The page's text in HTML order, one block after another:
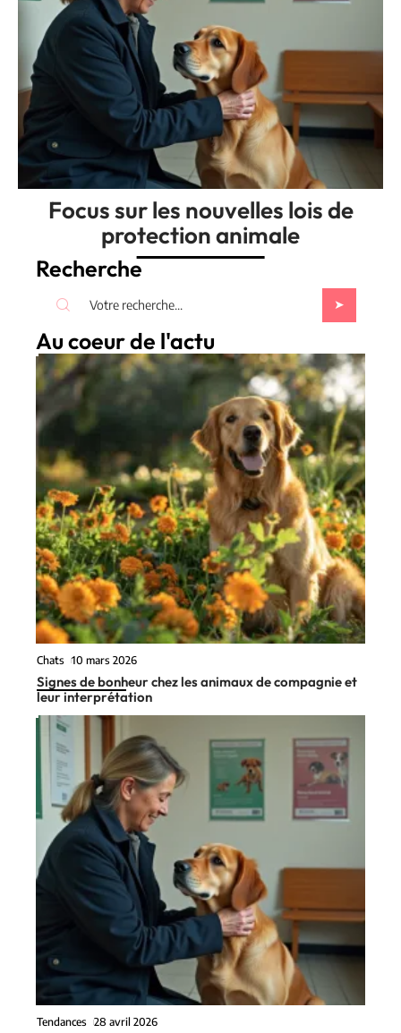
Focus sur les nouvelles lois de
protection animale
Recherche
Au coeur de l'actu
Chats 10 mars 2026
Signes de bonheur chez les animaux de compagnie et
leur interprétation
Tendances 28 avril 2026